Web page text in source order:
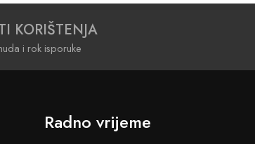
KORIŠTENJA
i rok isporuke
Radno vrijeme